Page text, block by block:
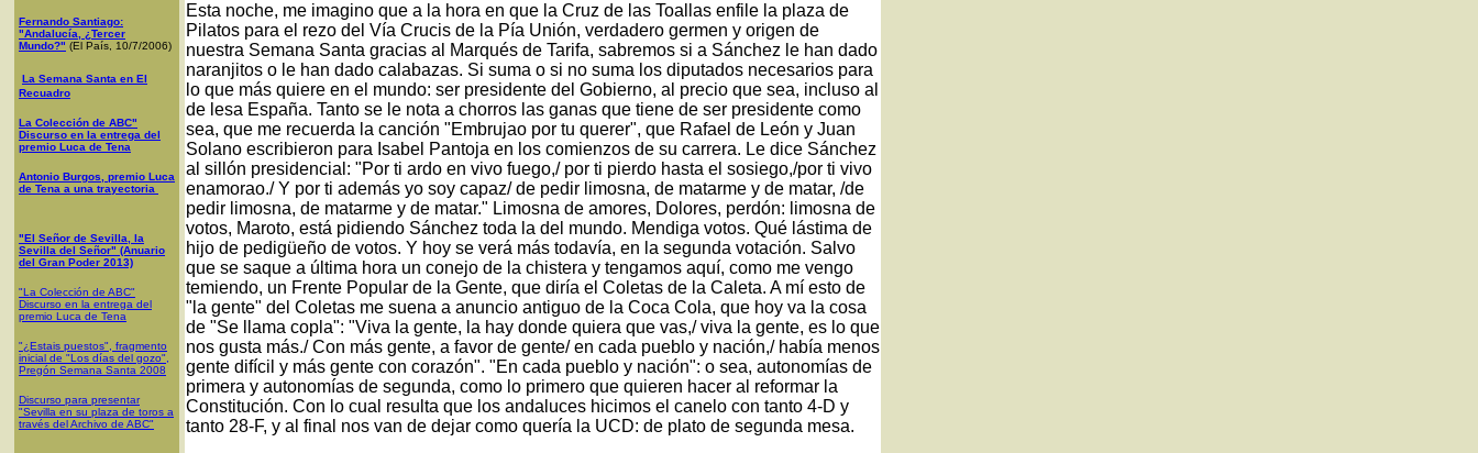
Fernando Santiago:
"Andalucía, ¿Tercer
Mundo?" (El País, 10/7/2006)
La Semana Santa en El
Recuadro
La Colección de ABC"
Discurso en la entrega del
premio Luca de Tena
Antonio Burgos, premio Luca
de Tena a una trayectoria
"El Señor de Sevilla, la
Sevilla del Señor" (Anuario
del Gran Poder 2013)
"La Colección de ABC"
Discurso en la entrega del
premio Luca de Tena
"¿Estais puestos", fragmento
inicial de "Los días del gozo",
Pregón Semana Santa 2008
Discurso para presentar
"Sevilla en su plaza de toros a
través del Archivo de ABC"
Esta noche, me imagino que a la hora en que la Cruz de las Toallas enfile la plaza de
Pilatos para el rezo del Vía Crucis de la Pía Unión, verdadero germen y origen de
nuestra Semana Santa gracias al Marqués de Tarifa, sabremos si a Sánchez le han dado
naranjitos o le han dado calabazas. Si suma o si no suma los diputados necesarios para
lo que más quiere en el mundo: ser presidente del Gobierno, al precio que sea, incluso al
de lesa España. Tanto se le nota a chorros las ganas que tiene de ser presidente como
sea, que me recuerda la canción "Embrujao por tu querer", que Rafael de León y Juan
Solano escribieron para Isabel Pantoja en los comienzos de su carrera. Le dice Sánchez
al sillón presidencial: "Por ti ardo en vivo fuego,/ por ti pierdo hasta el sosiego,/por ti vivo
enamorao./ Y por ti además yo soy capaz/ de pedir limosna, de matarme y de matar, /de
pedir limosna, de matarme y de matar." Limosna de amores, Dolores, perdón: limosna de
votos, Maroto, está pidiendo Sánchez toda la del mundo. Mendiga votos. Qué lástima de
hijo de pedigüeño de votos. Y hoy se verá más todavía, en la segunda votación. Salvo
que se saque a última hora un conejo de la chistera y tengamos aquí, como me vengo
temiendo, un Frente Popular de la Gente, que diría el Coletas de la Caleta. A mí esto de
"la gente" del Coletas me suena a anuncio antiguo de la Coca Cola, que hoy va la cosa
de "Se llama copla": "Viva la gente, la hay donde quiera que vas,/ viva la gente, es lo que
nos gusta más./ Con más gente, a favor de gente/ en cada pueblo y nación,/ había menos
gente difícil y más gente con corazón". "En cada pueblo y nación": o sea, autonomías de
primera y autonomías de segunda, como lo primero que quieren hacer al reformar la
Constitución. Con lo cual resulta que los andaluces hicimos el canelo con tanto 4-D y
tanto 28-F, y al final nos van de dejar como quería la UCD: de plato de segunda mesa.